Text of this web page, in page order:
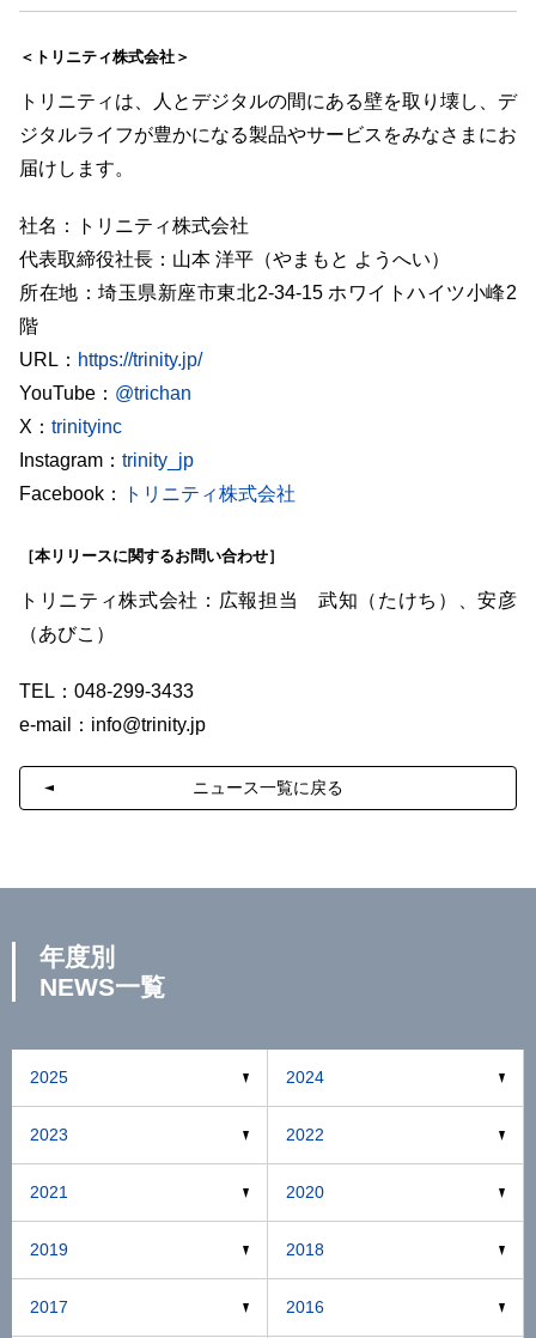
＜トリニティ株式会社＞
トリニティは、人とデジタルの間にある壁を取り壊し、デ
ジタルライフが豊かになる製品やサービスをみなさまにお
届けします。
社名：トリニティ株式会社
代表取締役社長：山本 洋平（やまもと ようへい）
所在地：埼玉県新座市東北2-34-15 ホワイトハイツ小峰2
階
URL： https://trinity.jp/
YouTube： @trichan
X： trinityinc
Instagram： trinity_jp
Facebook：
トリニティ株式会社
［本リリースに関するお問い合わせ］
トリニティ株式会社：広報担当 武知（たけち）、安彦
（あびこ）
TEL：048-299-3433
e-mail： info@trinity.jp
ニュース一覧に戻る
年度別
NEWS一覧
2025 2024
2023 2022
2021 2020
2019 2018
2017 2016